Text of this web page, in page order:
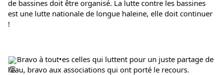
de bassines doit être organisé. La lutte contre les bassines
est une lutte nationale de longue haleine, elle doit continuer
!
Bravo à tout•es celles qui luttent pour un juste partage de
l'eau, bravo aux associations qui ont porté le recours.